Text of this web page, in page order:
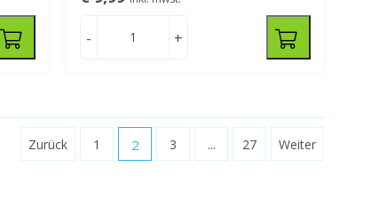
- +
Zurück 1 2 3 ... 27 Weiter